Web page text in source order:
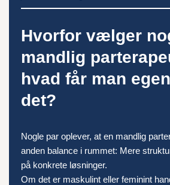
Hvorfor vælger
mandlig
hvad får man
det?
Nogle par oplever, at en mandlig
anden balance i rummet: Mere
på konkrete løsninger.
Om det er maskulint eller feminint